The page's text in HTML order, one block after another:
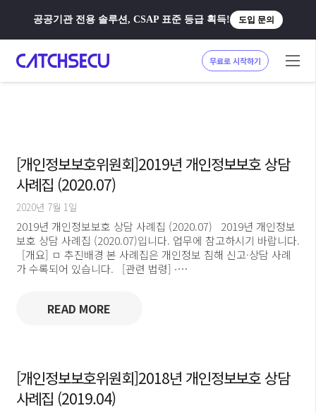
공공기관 전용 솔루션, CSAP 표준 등급 획득! 도입 문의
무료로 시작하기
[개인정보보호위원회]2019년 개인정보보호 상담
사례집 (2020.07)
2020년 7월 1일
2019년 개인정보보호 상담 사례집 (2020.07) 2019년 개인정보
보호 상담 사례집 (2020.07)입니다. 업무에 참고하시기 바랍니다.
[개요] ㅁ 추진배경 본 사례집은 개인정보 침해 신고·상담 사례
가 수록되어 있습니다. [관련 법령] ∙…
READ MORE
[개인정보보호위원회]2018년 개인정보보호 상담
사례집 (2019.04)